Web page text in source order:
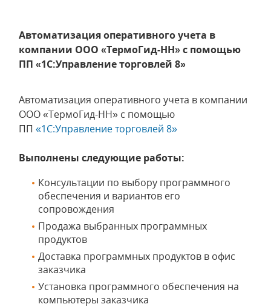
Автоматизация оперативного учета в
компании ООО «ТермоГид-НН» с помощью
ПП «1С:Управление торговлей 8»
Автоматизация оперативного учета в компании
ООО «ТермоГид-НН» с помощью
ПП «1С:Управление торговлей 8»
Выполнены следующие работы:
Консультации по выбору программного
обеспечения и вариантов его
сопровождения
Продажа выбранных программных
продуктов
Доставка программных продуктов в офис
заказчика
Установка программного обеспечения на
компьютеры заказчика